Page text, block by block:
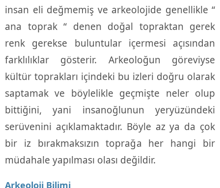
insan eli değmemiş ve arkeolojide genellikle “
ana toprak “ denen doğal topraktan gerek
renk gerekse buluntular içermesi açısından
farklılıklar gösterir. Arkeoloğun göreviyse
kültür toprakları içindeki bu izleri doğru olarak
saptamak ve böylelikle geçmişte neler olup
bittiğini, yani insanoğlunun yeryüzündeki
serüvenini açıklamaktadır. Böyle az ya da çok
bir iz bırakmaksızın toprağa her hangi bir
müdahale yapılması olası değildir.
Arkeoloji Bilimi